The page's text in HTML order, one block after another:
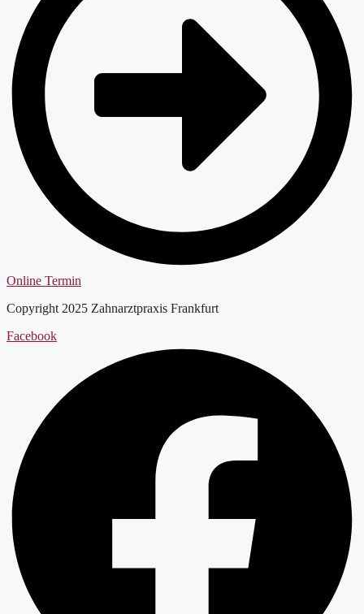
Online Termin
Copyright 2025 Zahnarztpraxis Frankfurt
Facebook